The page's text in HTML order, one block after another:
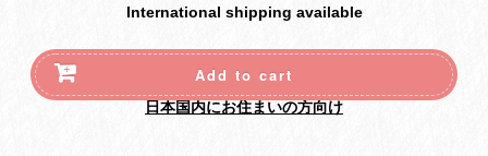
International shipping available
Add to cart
日本国内にお住まいの方向け